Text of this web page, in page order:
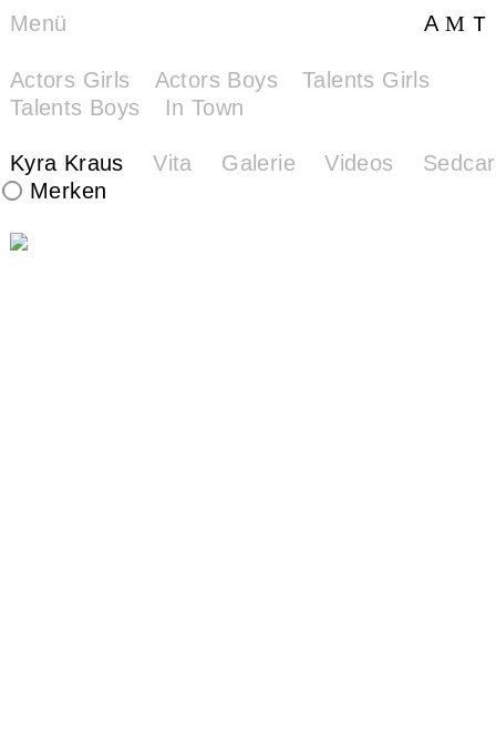
A M T
Menü
Actors Girls Actors Boys
Talents Girls
Talents Boys
In Town
Kyra
Kraus
Kyra Kraus Vita Galerie Videos